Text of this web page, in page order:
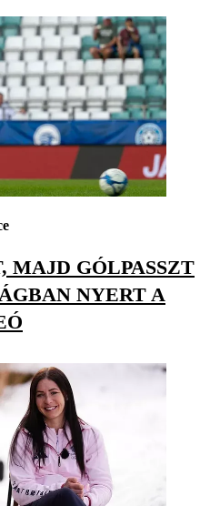
MAJD GÓLPASSZT
NYERT A